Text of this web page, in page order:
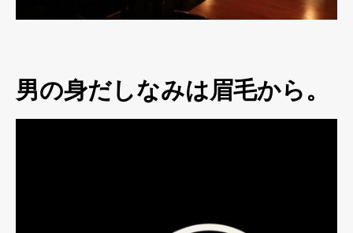
男の身だしなみは眉毛から。